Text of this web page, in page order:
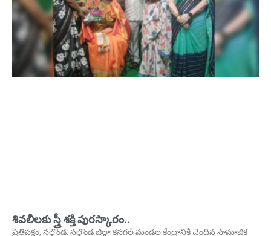
శివలీలకు స్త్రీ శక్తి పురస్కారం..
ప్రతిపక్షం, నల్గొండ: నల్గొండ జిల్లా కనగల్ మండల కేంద్రానికి చెందిన సామాజిక